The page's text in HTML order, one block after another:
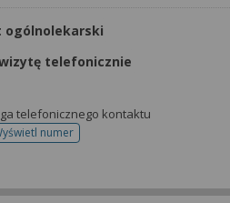
ogólnolekarski
telefonicznie
telefonicznego kontaktu
numer
telefonu do rejestracji